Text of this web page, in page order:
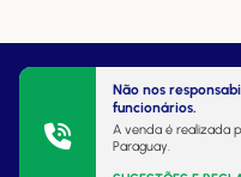
Não nos
funcionários.
A venda é realizada
Paraguay.